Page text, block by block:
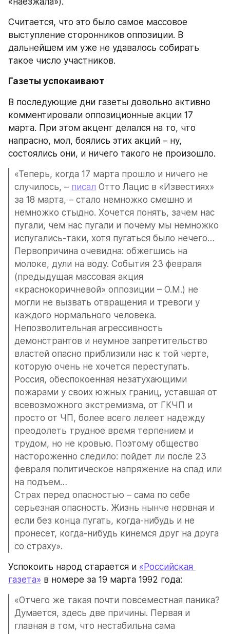
Считается, что это было самое массовое
выступление сторонников оппозиции. В
дальнейшем им уже не удавалось собирать
такое число участников.
Газеты успокаивают
В последующие дни газеты довольно активно
комментировали оппозиционные акции 17
марта. При этом акцент делался на то, что
напрасно, мол, боялись этих акций – ну,
состоялись они, и ничего такого не произошло.
«Теперь, когда 17 марта прошло и ничего не
случилось, – писал Отто Лацис в «Известиях»
за 18 марта, – стало немножко смешно и
немножко стыдно. Хочется понять, зачем нас
пугали, чем нас пугали и почему мы немножко
испугались-таки, хотя пугаться было нечего…
Первопричина очевидна: обжегшись на
молоке, дули на воду. События 23 февраля
(предыдущая массовая акция
«краснокоричневой» оппозиции – О.М.) не
могли не вызвать отвращения и тревоги у
каждого нормального человека.
Непозволительная агрессивность
демонстрантов и неумное запретительство
властей опасно приблизили нас к той черте,
которую очень не хочется переступать.
Россия, обеспокоенная незатухающими
пожарами у своих южных границ, уставшая от
всевозможного экстремизма, от ГКЧП и
просто от ЧП, более всего лелеет надежду
преодолеть трудное время терпением и
трудом, но не кровью. Поэтому общество
настороженно следило: пойдет ли после 23
февраля политическое напряжение на спад или
на подъем…
Страх перед опасностью – сама по себе
серьезная опасность. Жизнь нынче нервная и
если без конца пугать, когда-нибудь и не
пронесет, когда-нибудь кинемся друг на друга
со страху».
Успокоить народ старается и «Российская
газета» в номере за 19 марта 1992 года:
«Отчего же такая почти повсеместная паника?
Думается, здесь две причины. Первая и
главная в том, что нестабильна сама